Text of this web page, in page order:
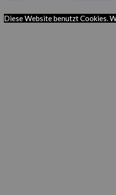
Diese Website benutzt Cookies.